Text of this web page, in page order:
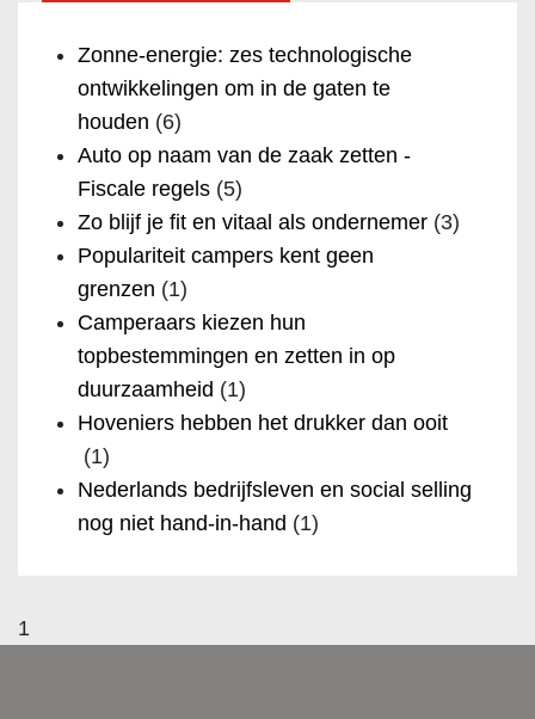
Zonne-energie: zes technologische
ontwikkelingen om in de gaten te
houden (6)
Auto op naam van de zaak zetten -
Fiscale regels (5)
Zo blijf je fit en vitaal als ondernemer (3)
Populariteit campers kent geen
grenzen (1)
Camperaars kiezen hun
topbestemmingen en zetten in op
duurzaamheid (1)
Hoveniers hebben het drukker dan ooit
(1)
Nederlands bedrijfsleven en social selling
nog niet hand-in-hand (1)
1